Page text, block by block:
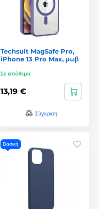
Techsuit MagSafe Pro,
iPhone 13 Pro Max, μωβ
Σε απόθεμα
13,19 €
Σύγκριση
Βασική